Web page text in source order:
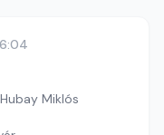
Miklós